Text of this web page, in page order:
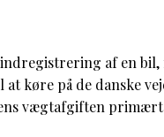
af en bil,
køre på de danske
vægtafgiften primært